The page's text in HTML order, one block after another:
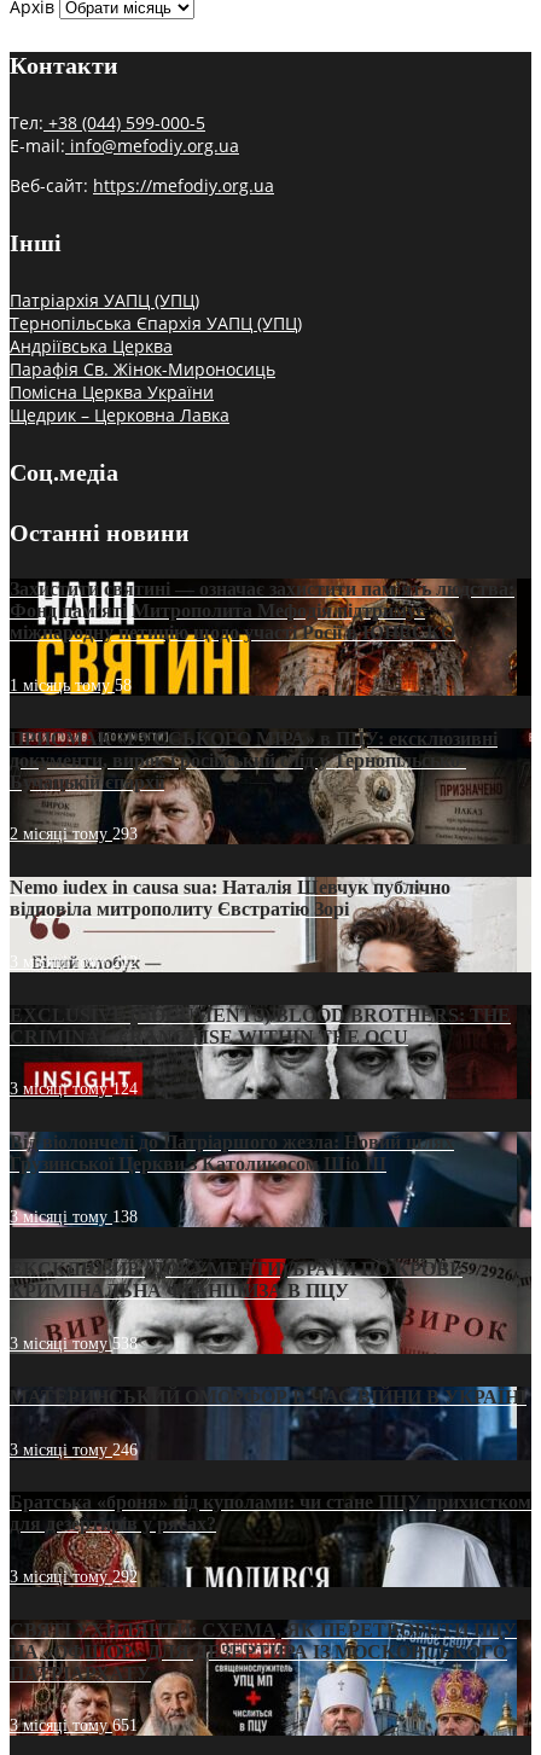
Архів
Контакти
Тел: +38 (044) 599-000-5
E-mail: info@mefodiy.org.ua
Веб-сайт: https://mefodiy.org.ua
Інші
Патріархія УАПЦ (УПЦ)
Тернопільська Єпархія УАПЦ (УПЦ)
Андріївська Церква
Парафія Св. Жінок-Мироносиць
Помісна Церква України
Щедрик – Церковна Лавка
Соц.медіа
Останні новини
Захистити святині — означає захистити пам’ять людства:
Фонд пам’яті Митрополита Мефодія підтримує
міжнародну петицію щодо участі Росії в ЮНЕСКО
1 місяць тому58
ПРИСМАК «РУССЬКОГО МІРА» в ПЦУ: ексклюзивні
документи, вирок і російський слід у Тернопільсько-
Бучацькій єпархії
2 місяці тому 293
Nemo iudex in causa sua: Наталія Шевчук публічно
відповіла митрополиту Євстратію Зорі
3 місяці тому212
EXCLUSIVE (DOCUMENTS)/BLOOD BROTHERS: THE
CRIMINAL FRANCHISE WITHIN THE OCU
3 місяці тому124
Від віолончелі до Патріаршого жезла: Новий шлях
Грузинської Церкви з Католикосом Шіо III
3 місяці тому 138
ЕКСКЛЮЗИВ (ДОКУМЕНТИ)/БРАТИ ПО КРОВІ:
КРИМІНАЛЬНА ФРАНШИЗА В ПЦУ
3 місяці тому538
МАТЕРИНСЬКИЙ ОМОРФОР В ЧАС ВІЙНИ В УКРАЇНІ
3 місяці тому246
Братська «броня» під куполами: чи стане ПЦУ прихистком
для дезертирів у рясах?
3 місяці тому292
СВЯТІ УХИЛЯНТИ: СХЕМА, ЯК ПЕРЕТВОРИТИ ПЦУ
НА «ОФШОР» ДЛЯ ДЕЗЕРТИРА ІЗ МОСКОВСЬКОГО
ПАТРІАРХАТУ
3 місяці тому651